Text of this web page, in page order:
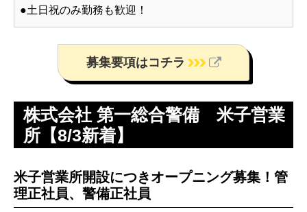
●土日祝のみ勤務も歓迎！
募集要項はコチラ
株式会社 第一総合警備 米子営業
所【8/3新着】
米子営業所開設につきオープニング募集！管
理正社員、警備正社員